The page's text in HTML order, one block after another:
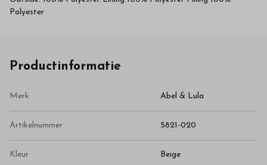
Polyester
Productinformatie
Merk Abel & Lula
Artikelnummer 5821-020
Kleur Beige